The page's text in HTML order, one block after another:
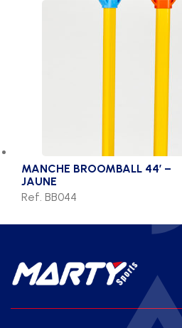
MANCHE BROOMBALL 44′ –
JAUNE
Ref. BB044